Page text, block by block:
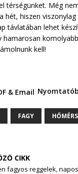
térségünket. Még
hét, hiszen
távlatában lehet
hamarosan
kell!
FAGY
CIKK
fagyos reggelek,